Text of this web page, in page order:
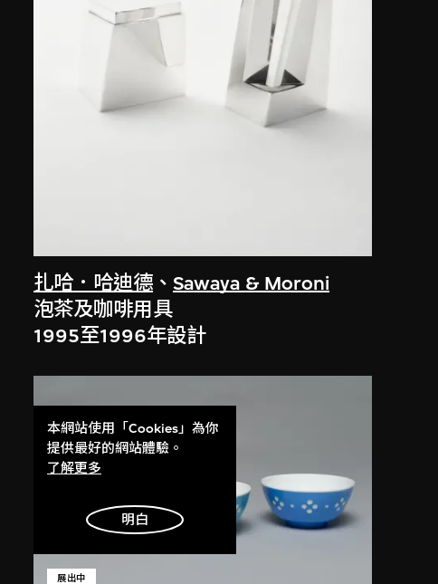
扎哈．哈迪德 、Sawaya & Moroni
泡茶及咖啡用具
1995至1996年設計
展出中
本網站使用「Cookies」為你
提供最好的網站體驗。
了解更多
明白